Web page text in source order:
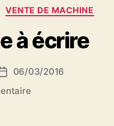
VENTE DE MACHINE
à écrire
Date06/03/2016
sur